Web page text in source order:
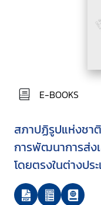
E-BOOKS
สภาปฏิรูปแห่งชา
การพัฒนาการส่ง
โดยตรงในต่างปร